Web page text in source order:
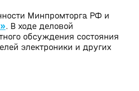
Минпромторга РФ и
. В ходе деловой
обсуждения состояния
электроники и других